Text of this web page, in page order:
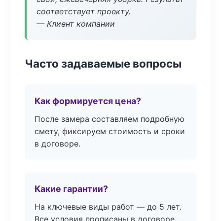
соответствует проекту.
— Клиент компании
Часто задаваемые вопросы
Как формируется цена?
После замера составляем подробную
смету, фиксируем стоимость и сроки
в договоре.
Какие гарантии?
На ключевые виды работ — до 5 лет.
Все условия прописаны в договоре.